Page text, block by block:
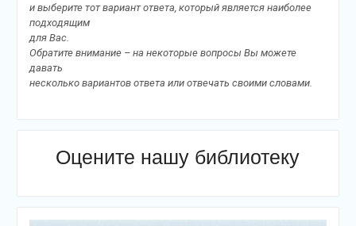
и выберите тот вариант ответа, который является наиболее
подходящим
для Вас.
Обратите внимание – на некоторые вопросы Вы можете
давать
несколько вариантов ответа или отвечать своими словами.
Оцените нашу библиотеку